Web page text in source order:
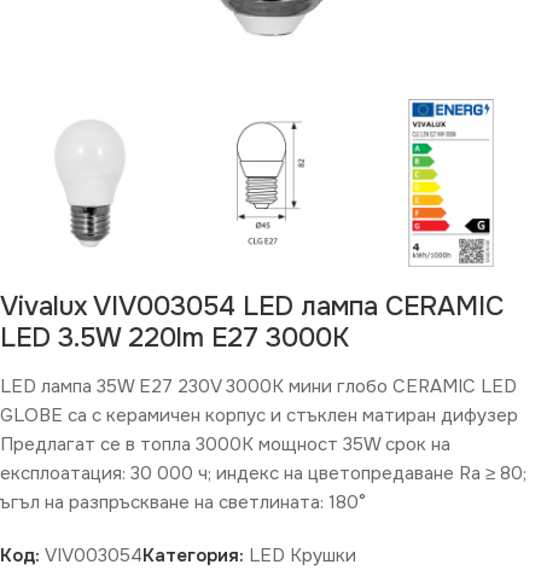
Vivalux VIV003054 LED лампа CERAMIC
LED 3.5W 220lm E27 3000K
LED лампа 35W E27 230V 3000K мини глобо CERAMIC LED
GLOBE са с керамичен корпус и стъклен матиран дифузер
Предлагат се в топла 3000К мощност 35W срок на
експлоатация: 30 000 ч; индекс на цветопредаване Ra ≥ 80;
ъгъл на разпръскване на светлината: 180°
Код: VIV003054Категория: LED Крушки